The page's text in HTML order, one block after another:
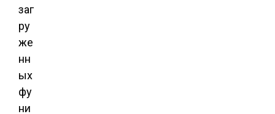
заг
ру
же
нн
ых
фу
ни